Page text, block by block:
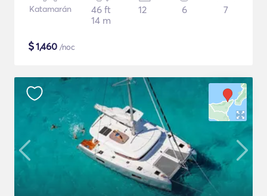
Katamarán
46 ft
14 m
12 6 7
$1,460 /noc